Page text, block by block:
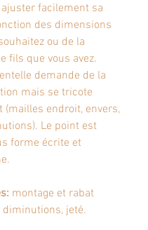
facilement sa
des dimensions
ou de la
fils que vous avez.
demande de la
mais se tricote
(mailles endroit, envers,
Le point est
forme écrite et
montage et rabat
diminutions, jeté.